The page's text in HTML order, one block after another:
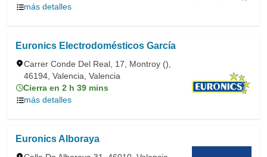
más detalles
Euronics Electrodomésticos García
Carrer Conde Del Real, 17, Montroy (),
46194, Valencia, Valencia
Cierra en 2 h 39 mins
más detalles
Euronics Alboraya